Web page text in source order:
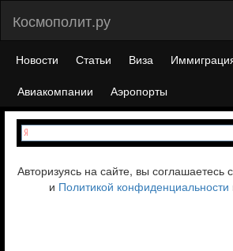
Космополит.ру
Новости Статьи Виза
Авиакомпании
Аэропорты
Авторизуясь на сайте, вы соглашаетесь с
и Политикой конфиденциальности